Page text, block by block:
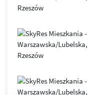
zrównoważonego
komfortu i
najważniejszych
wyjątkowym
rozwijającym się
Osiedle SkyRes
wyznaczyła